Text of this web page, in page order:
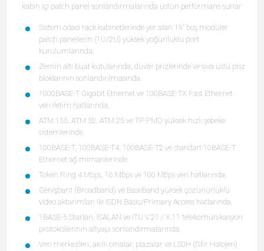
kabin içi patch panel sonlandırmalarında üstün performans sunar:
Sistem odası rack kabinetlerinde yer alan 19" boş modüler
patch panellerin (1U/2U) yüksek yoğunluklu port
kurulumlarında,
Zemin altı buat kutularında, duvar prizlerinde ve sıva üstü priz
bloklarının sonlandırılmasında,
1000BASE-T Gigabit Ethernet ve 100BASE-TX Fast Ethernet
veri iletim hatlarında,
ATM 155, ATM 52, ATM 25 ve TP-PMD yüksek hızlı şebeke
sistemlerinde,
100BASE-T, 100BASE-T4, 100BASE-T2 ve standart 10BASE-T
Ethernet ağ mimarilerinde,
Token Ring 4 Mbps, 16 Mbps ve 100 Mbps veri hatlarında,
Genişbant (Broadband) ve Baseband yüksek çözünürlüklü
video aktarımları ile ISDN Basic/Primary Access hatlarında,
1BASE-5 Starlan, ISALAN ve ITU V.21 / X.11 telekomünikasyon
protokollerinin altyapı sonlandırmalarında,
Veri merkezleri, akıllı binalar, plazalar ve LS0H (Sıfır Halojen)